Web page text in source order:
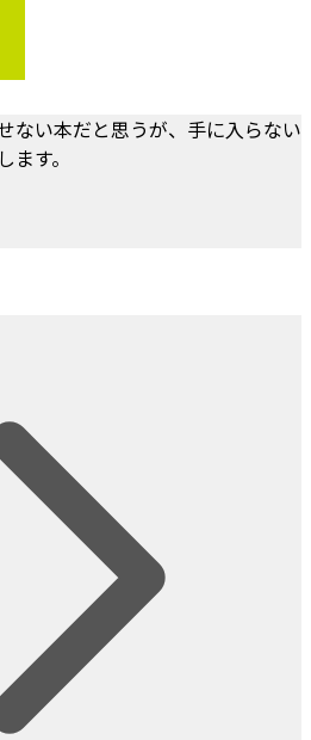
ない本だと思うが、手に入らない
す。